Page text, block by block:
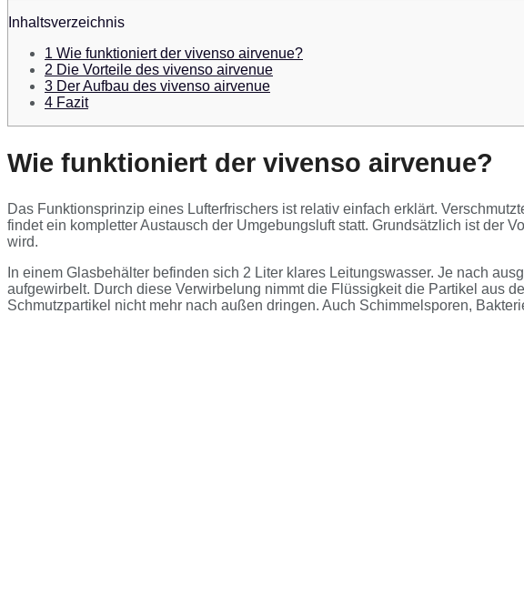
Inhaltsverzeichnis
1 Wie funktioniert der vivenso airvenue?
2 Die Vorteile des vivenso airvenue
3 Der Aufbau des vivenso airvenue
4 Fazit
Wie funktioniert der vivenso airvenue?
Das Funktionsprinzip eines Lufterfrischers ist relativ einfach erklärt.
findet ein kompletter Austausch der Umgebungsluft statt. Grundsätzlich ist der
wird.
In einem Glasbehälter befinden sich 2 Liter klares Leitungswasser. Je nach
aufgewirbelt. Durch diese Verwirbelung nimmt die Flüssigkeit die Partikel aus
Schmutzpartikel nicht mehr nach außen dringen. Auch Schimmelsporen,